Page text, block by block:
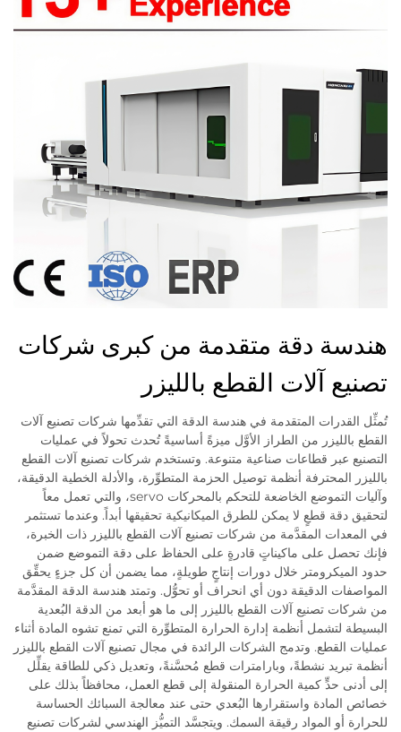
هندسة دقة متقدمة من كبرى شركات
تصنيع آلات القطع بالليزر
تُمثِّل القدرات المتقدمة في هندسة الدقة التي تقدِّمها شركات تصنيع آلات
القطع بالليزر من الطراز الأوَّل ميزةً أساسيةً تُحدث تحولاً في عمليات
التصنيع عبر قطاعات صناعية متنوعة. وتستخدم شركات تصنيع آلات القطع
بالليزر المحترفة أنظمة توصيل الحزمة المتطوِّرة، والأدلة الخطية الدقيقة،
وآليات التموضع الخاضعة للتحكم بالمحركات servo، والتي تعمل معاً
لتحقيق دقة قطعٍ لا يمكن للطرق الميكانيكية تحقيقها أبداً. وعندما تستثمر
في المعدات المقدَّمة من شركات تصنيع آلات القطع بالليزر ذات الخبرة،
فإنك تحصل على ماكيناتٍ قادرةٍ على الحفاظ على دقة التموضع ضمن
حدود الميكرومتر خلال دورات إنتاجٍ طويلةٍ، مما يضمن أن كل جزءٍ يحقِّق
المواصفات الدقيقة دون أي انحراف أو تحوُّل. وتمتد هندسة الدقة المقدَّمة
من شركات تصنيع آلات القطع بالليزر إلى ما هو أبعد من الدقة البُعدية
البسيطة لتشمل أنظمة إدارة الحرارة المتطوِّرة التي تمنع تشوه المادة أثناء
عمليات القطع. وتدمج الشركات الرائدة في مجال تصنيع آلات القطع بالليزر
أنظمة تبريد نشطةً، وبارامترات قطع مُحسَّنةً، وتعديل ذكي للطاقة يقلِّل
إلى أدنى حدٍّ كمية الحرارة المنقولة إلى قطع العمل، محافظاً بذلك على
خصائص المادة واستقرارها البُعدي حتى عند معالجة السبائك الحساسة
للحرارة أو المواد رقيقة السمك. ويتجسَّد التميُّز الهندسي لشركات تصنيع